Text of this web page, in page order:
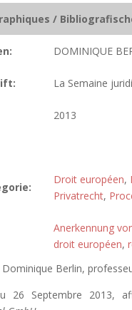
/
DOMINIQUE
La Semaine
2013
Droit européen,
Privatrecht,
Anerkennung
droit européen,
Berlin,
26 Septembre 2013,